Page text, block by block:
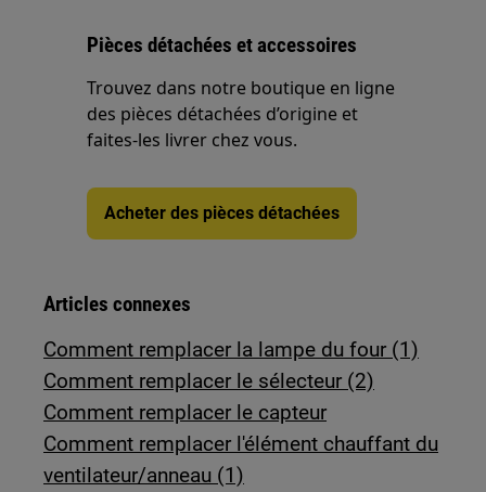
Pièces détachées et accessoires
Trouvez dans notre boutique en ligne
des pièces détachées d’origine et
faites-les livrer chez vous.
Acheter des pièces détachées
Articles connexes
Comment remplacer la lampe du four (1)
Comment remplacer le sélecteur (2)
Comment remplacer le capteur
Comment remplacer l'élément chauffant du
ventilateur/anneau (1)